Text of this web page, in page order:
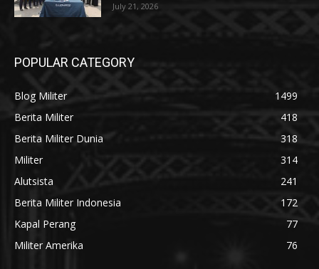
July 21, 2026
POPULAR CATEGORY
Blog Militer
1499
Berita Militer
418
Berita Militer Dunia
318
Militer
314
Alutsista
241
Berita Militer Indonesia
172
Kapal Perang
77
Militer Amerika
76